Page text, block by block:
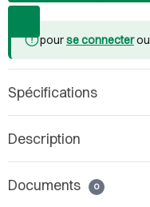
pourse connecterou
Spécifications
Description
Documents 0